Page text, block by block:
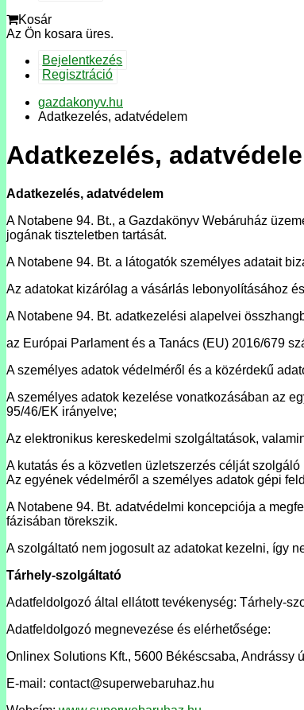
Kosár
Az Ön kosara üres.
Bejelentkezés
Regisztráció
gazdakonyv.hu
Adatkezelés, adatvédelem
Adatkezelés,
Adatkezelés, adatvédelem
A Notabene 94. Bt., a Gazdakönyv Webáruház
jogának tiszteletben tartását.
A Notabene 94. Bt. a látogatók személyes adatait
Az adatokat kizárólag a vásárlás lebonyolításához
A Notabene 94. Bt. adatkezelési alapelvei
az Európai Parlament és a Tanács (EU) 2016/679
A személyes adatok védelméről és a közérdekű
A személyes adatok kezelése vonatkozásában az
95/46/EK irányelve;
Az elektronikus kereskedelmi szolgáltatások,
A kutatás és a közvetlen üzletszerzés célját
Az egyének védelméről a személyes adatok gépi
A Notabene 94. Bt. adatvédelmi koncepciója a
fázisában törekszik.
A szolgáltató nem jogosult az adatokat kezelni, így
Tárhely-szolgáltató
Adatfeldolgozó által ellátott tevékenység: Tárhely-
Adatfeldolgozó megnevezése és elérhetősége:
Onlinex Solutions Kft., 5600 Békéscsaba, Andrássy
E-mail: contact@superwebaruhaz.hu